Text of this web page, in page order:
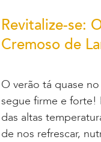
Revitalize-se:
Cremoso de
O verão tá quase
segue firme e forte!
das altas
de nos refrescar,